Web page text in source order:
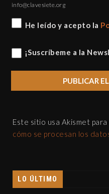
gro.eteisevalc@ofni
He leído y acepto la
¡Suscríbeme a la
Este sitio usa Akismet
cómo se procesan los
LO ÚLTIMO